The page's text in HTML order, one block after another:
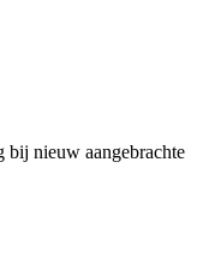
bij nieuw aangebrachte